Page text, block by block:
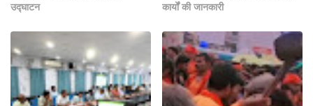
उद्घाटन
कार्यों की जानकारी